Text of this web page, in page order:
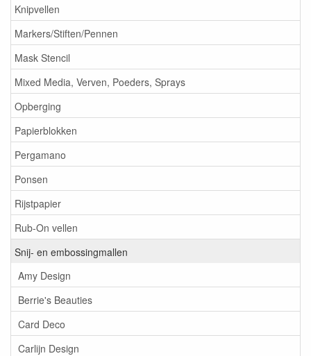
Knipvellen
Markers/Stiften/Pennen
Mask Stencil
Mixed Media, Verven, Poeders, Sprays
Opberging
Papierblokken
Pergamano
Ponsen
Rijstpapier
Rub-On vellen
Snij- en embossingmallen
Amy Design
Berrie's Beauties
Card Deco
Carlijn Design